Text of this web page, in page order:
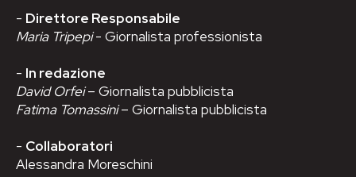
- Direttore Responsabile
Maria Tripepi- Giornalista professionista
- In redazione
David Orfei– Giornalista pubblicista
Fatima Tomassini– Giornalista pubblicista
- Collaboratori
Alessandra Moreschini